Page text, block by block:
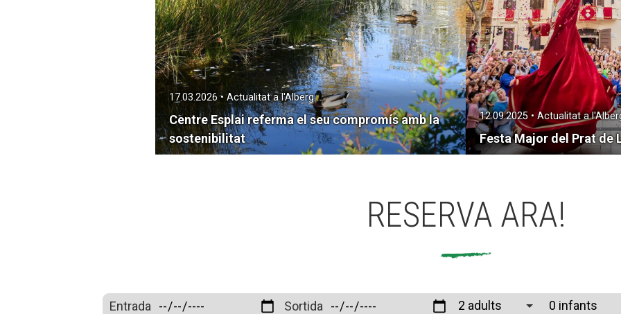
Centre Esplai referma el seu compromís amb la
sostenibilitat
17.03.2026 • Actualitat a l'Alberg
Festa Major del Prat de
12.09.2025 • Actualitat a
RESERVA ARA!
Entrada Sortida